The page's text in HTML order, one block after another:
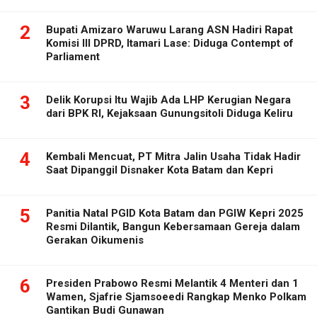
2
Bupati Amizaro Waruwu Larang ASN Hadiri Rapat
Komisi III DPRD, Itamari Lase: Diduga Contempt of
Parliament
3
Delik Korupsi Itu Wajib Ada LHP Kerugian Negara
dari BPK RI, Kejaksaan Gunungsitoli Diduga Keliru
4
Kembali Mencuat, PT Mitra Jalin Usaha Tidak Hadir
Saat Dipanggil Disnaker Kota Batam dan Kepri
5
Panitia Natal PGID Kota Batam dan PGIW Kepri 2025
Resmi Dilantik, Bangun Kebersamaan Gereja dalam
Gerakan Oikumenis
6
Presiden Prabowo Resmi Melantik 4 Menteri dan 1
Wamen, Sjafrie Sjamsoeedi Rangkap Menko Polkam
Gantikan Budi Gunawan